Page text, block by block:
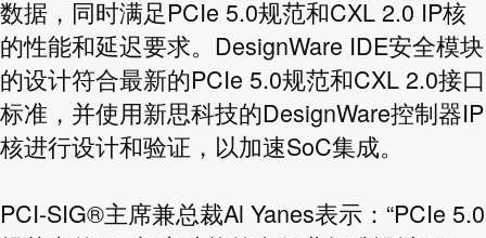
数据，同时满足PCIe 5.0规范和CXL 2.0 IP核
的性能和延迟要求。DesignWare IDE安全模块
的设计符合最新的PCIe 5.0规范和CXL 2.0接口
标准，并使用新思科技的DesignWare控制器IP
核进行设计和验证，以加速SoC集成。
PCI-SIG®主席兼总裁Al Yanes表示：“PCIe 5.0